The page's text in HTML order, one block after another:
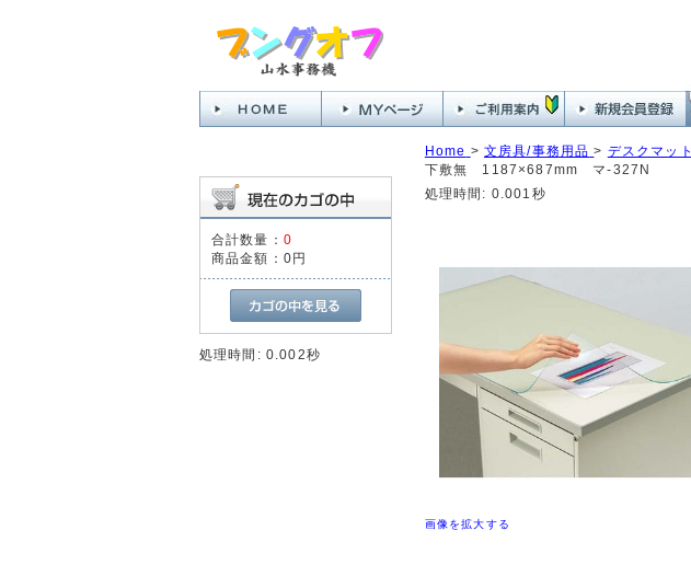
合計数量： 0
商品金額： 0円
処理時間: 0.002秒
Home > 文房具/事務用品 > デスクマット
下敷無 1187×687mm マ-327N
処理時間: 0.001秒
画像を拡大する